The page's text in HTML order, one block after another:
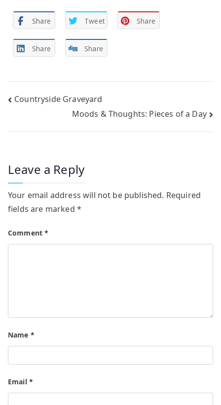
Share Tweet Share
Share Share
Post
navigation
Countryside Graveyard
Moods & Thoughts: Pieces of a Day
Leave a Reply
Your email address will not be published. Required
fields are marked *
Comment*
Name *
Email *